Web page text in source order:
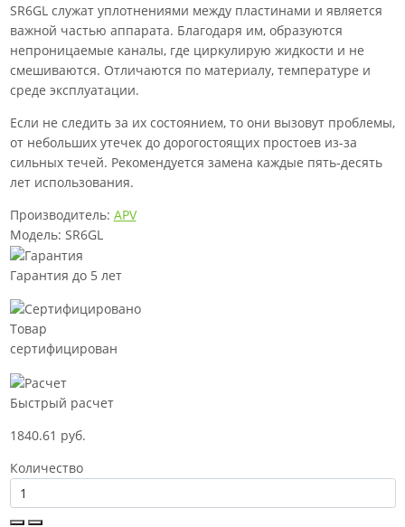
SR6GL служат уплотнениями между пластинами и является
важной частью аппарата. Благодаря им, образуются
непроницаемые каналы, где циркулирую жидкости и не
смешиваются. Отличаются по материалу, температуре и
среде эксплуатации.
Если не следить за их состоянием, то они вызовут проблемы,
от небольших утечек до дорогостоящих простоев из-за
сильных течей. Рекомендуется замена каждые пять-десять
лет использования.
Производитель: APV
Модель: SR6GL
Гарантия до 5 лет
Товар
сертифицирован
Быстрый расчет
1840.61 руб.
Количество